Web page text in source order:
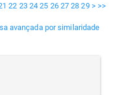
22 23 24 25 26 27 28 29 > >>
avançada por similaridade